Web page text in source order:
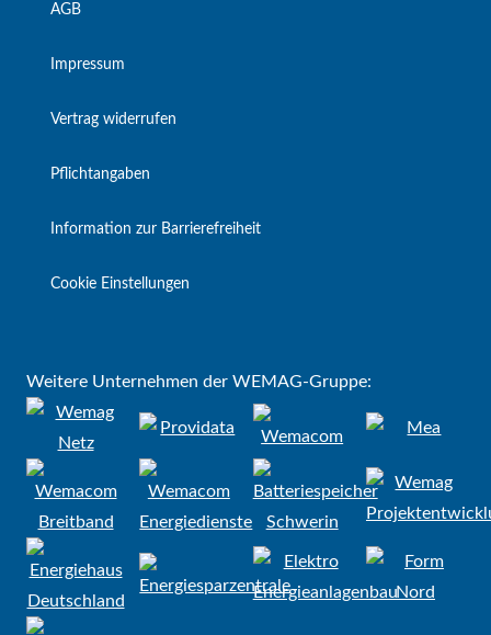
AGB
Impressum
Vertrag widerrufen
Pflichtangaben
Information zur Barrierefreiheit
Cookie Einstellungen
Weitere Unternehmen der WEMAG-Gruppe: